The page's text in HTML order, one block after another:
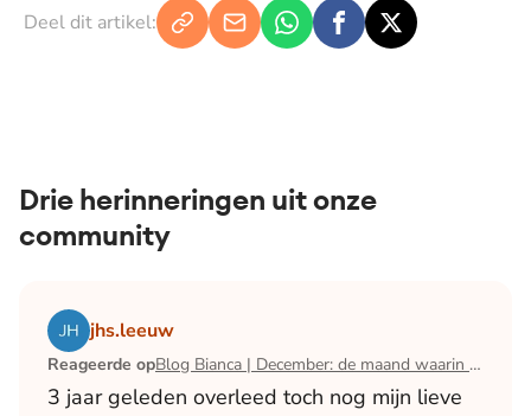
Deel dit artikel:
Drie herinneringen uit onze
community
jhs.leeuw
Reageerde op Blog Bianca | December: de maand waarin ik mijn man verloor
3 jaar geleden overleed toch nog mijn lieve
Lees het artikel Blog Bianca | December: de maand